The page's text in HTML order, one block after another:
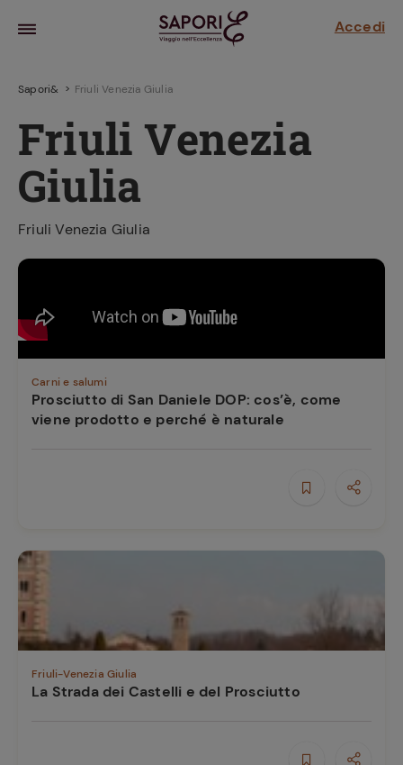
Accedi
ricetta
il
sensi di
Sapori& Friuli Venezia Giulia
Friuli Venezia
Giulia
Friuli Venezia Giulia
Carni e salumi
Prosciutto di San Daniele DOP: cos’è, come
viene prodotto e perché è naturale
Friuli-Venezia Giulia
La Strada dei Castelli e del Prosciutto